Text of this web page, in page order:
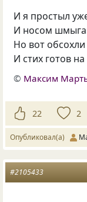
И я простыл
И носом
Но вот
И стих готов
© Максим
22 2
Опубликовал(а)
#2105433